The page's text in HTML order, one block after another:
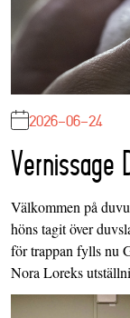
2026-06-24
Vernissage
Välkommen på
höns tagit över
för trappan fylls nu
Nora Loreks